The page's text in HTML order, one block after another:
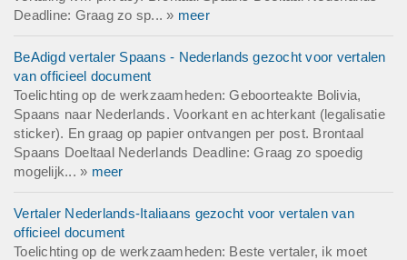
Deadline: Graag zo sp... » meer
BeAdigd vertaler Spaans - Nederlands gezocht voor vertalen
van officieel document
Toelichting op de werkzaamheden: Geboorteakte Bolivia,
Spaans naar Nederlands. Voorkant en achterkant (legalisatie
sticker). En graag op papier ontvangen per post. Brontaal
Spaans Doeltaal Nederlands Deadline: Graag zo spoedig
mogelijk... » meer
Vertaler Nederlands-Italiaans gezocht voor vertalen van
officieel document
Toelichting op de werkzaamheden: Beste vertaler, ik moet